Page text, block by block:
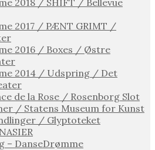
2018 / SHIFT / Bellevue
2017 / PÆNT GRIMT /
2016 / Boxes / Østre
2014 / Udspring / Det
de la Rose / Rosenborg Slot
/ Statens Museum for Kunst
/ Glyptoteket
– DanseDrømme